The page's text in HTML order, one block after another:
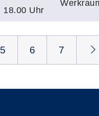
18.00 Uhr
5 6 7